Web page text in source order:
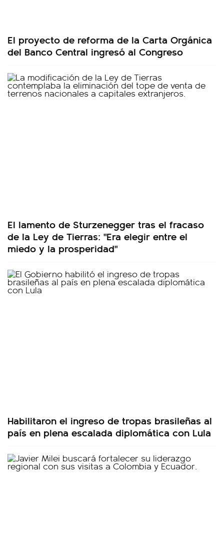
El proyecto de reforma de la Carta Orgánica
del Banco Central ingresó al Congreso
El lamento de Sturzenegger tras el fracaso
de la Ley de Tierras: "Era elegir entre el
miedo y la prosperidad"
Habilitaron el ingreso de tropas brasileñas al
país en plena escalada diplomática con Lula